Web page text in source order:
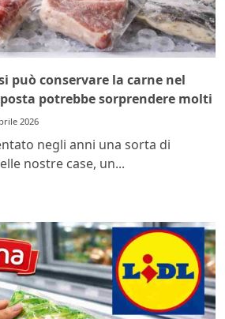
può conservare la carne nel
potrebbe sorprendere molti
2026
negli anni una sorta di
nostre case, un...